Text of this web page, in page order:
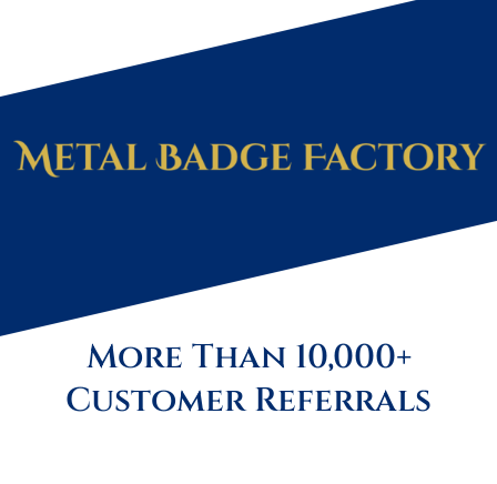
More Than 10,000+
Customer Referrals